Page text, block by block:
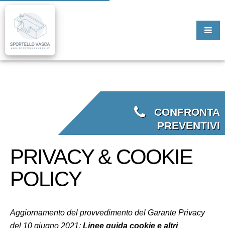
CONFRONTA
PREVENTIVI
PRIVACY & COOKIE
POLICY
Aggiornamento del provvedimento del Garante Privacy
del 10 giugno 2021: Linee guida cookie e altri